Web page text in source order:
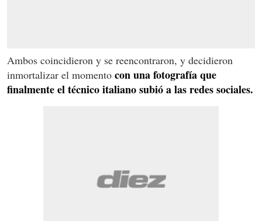
Ambos coincidieron y se reencontraron, y decidieron
inmortalizar el momento con una fotografía que
finalmente el técnico italiano subió a las redes sociales.